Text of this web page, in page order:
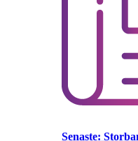
Senaste: